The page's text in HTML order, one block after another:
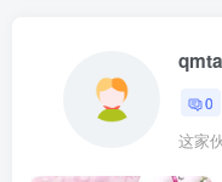
0
这家